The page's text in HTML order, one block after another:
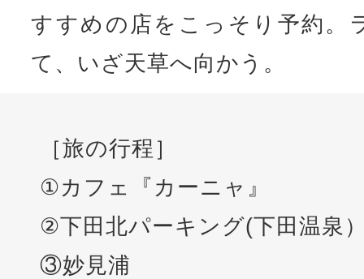
すすめの店をこっそり予約。
て、いざ天草へ向かう。
［旅の行程］
①カフェ『カーニャ』
②下田北パーキング(下田温泉
③妙見浦